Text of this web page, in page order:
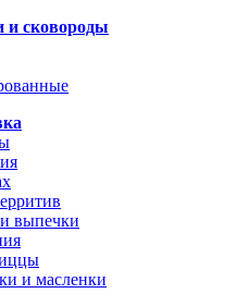
и сковороды
и выпечки
и масленки